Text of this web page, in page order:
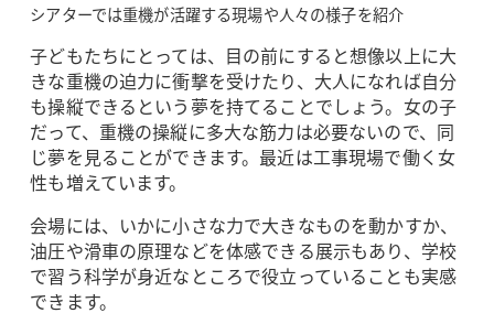
シアターでは重機が活躍する現場や人々の様子を紹介
子どもたちにとっては、目の前にすると想像以上に大
きな重機の迫力に衝撃を受けたり、大人になれば自分
も操縦できるという夢を持てることでしょう。女の子
だって、重機の操縦に多大な筋力は必要ないので、同
じ夢を見ることができます。最近は工事現場で働く女
性も増えています。
会場には、いかに小さな力で大きなものを動かすか、
油圧や滑車の原理などを体感できる展示もあり、学校
で習う科学が身近なところで役立っていることも実感
できます。